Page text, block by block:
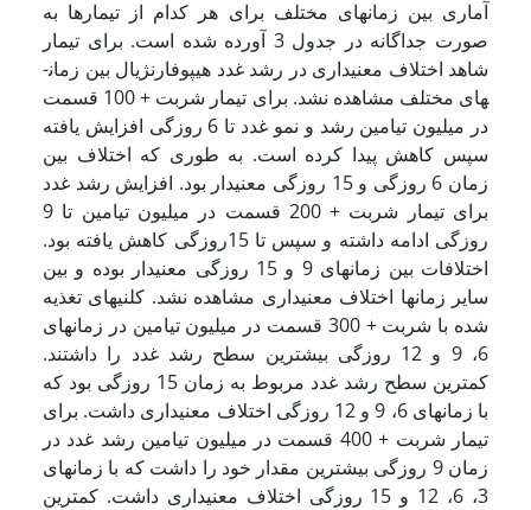
آماری بین زمان­های مختلف برای هر کدام از تیمارها به
صورت جداگانه در جدول 3 آورده شده است. برای تیمار
شاهد اختلاف معنی­داری در رشد غدد هیپوفارنژیال بین زمان­
های مختلف مشاهده نشد. برای تیمار شربت + 100 قسمت
در میلیون تیامین رشد و نمو غدد تا 6 روزگی افزایش یافته
سپس کاهش پیدا کرده است. به طوری که اختلاف بین
زمان 6 روزگی و 15 روزگی معنی­دار بود. افزایش رشد غدد
برای تیمار شربت + 200 قسمت در میلیون تیامین تا 9
روزگی ادامه داشته و سپس تا 15روزگی کاهش یافته بود.
اختلافات بین زمان­های 9 و 15 روزگی معنی­دار بوده و بین
سایر زمان­ها اختلاف معنی­داری مشاهده نشد. کلنی­های تغذیه
شده با شربت + 300 قسمت در میلیون تیامین در زمان­های
6، 9 و 12 روزگی بیشترین سطح رشد غدد را داشتند.
کمترین سطح رشد غدد مربوط به زمان 15 روزگی بود که
با زمان­های 6، 9 و 12 روزگی اختلاف معنی­داری داشت. برای
تیمار شربت + 400 قسمت در میلیون تیامین رشد غدد در
زمان 9 روزگی بیشترین مقدار خود را داشت که با زمان­های
3، 6، 12 و 15 روزگی اختلاف معنی­داری داشت. کمترین